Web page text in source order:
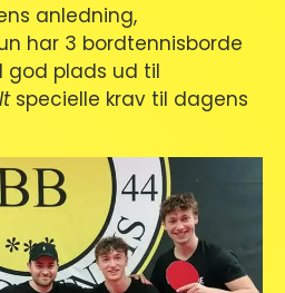
anledning,
har 3 bordtennisborde
god plads ud til
specielle krav til dagens